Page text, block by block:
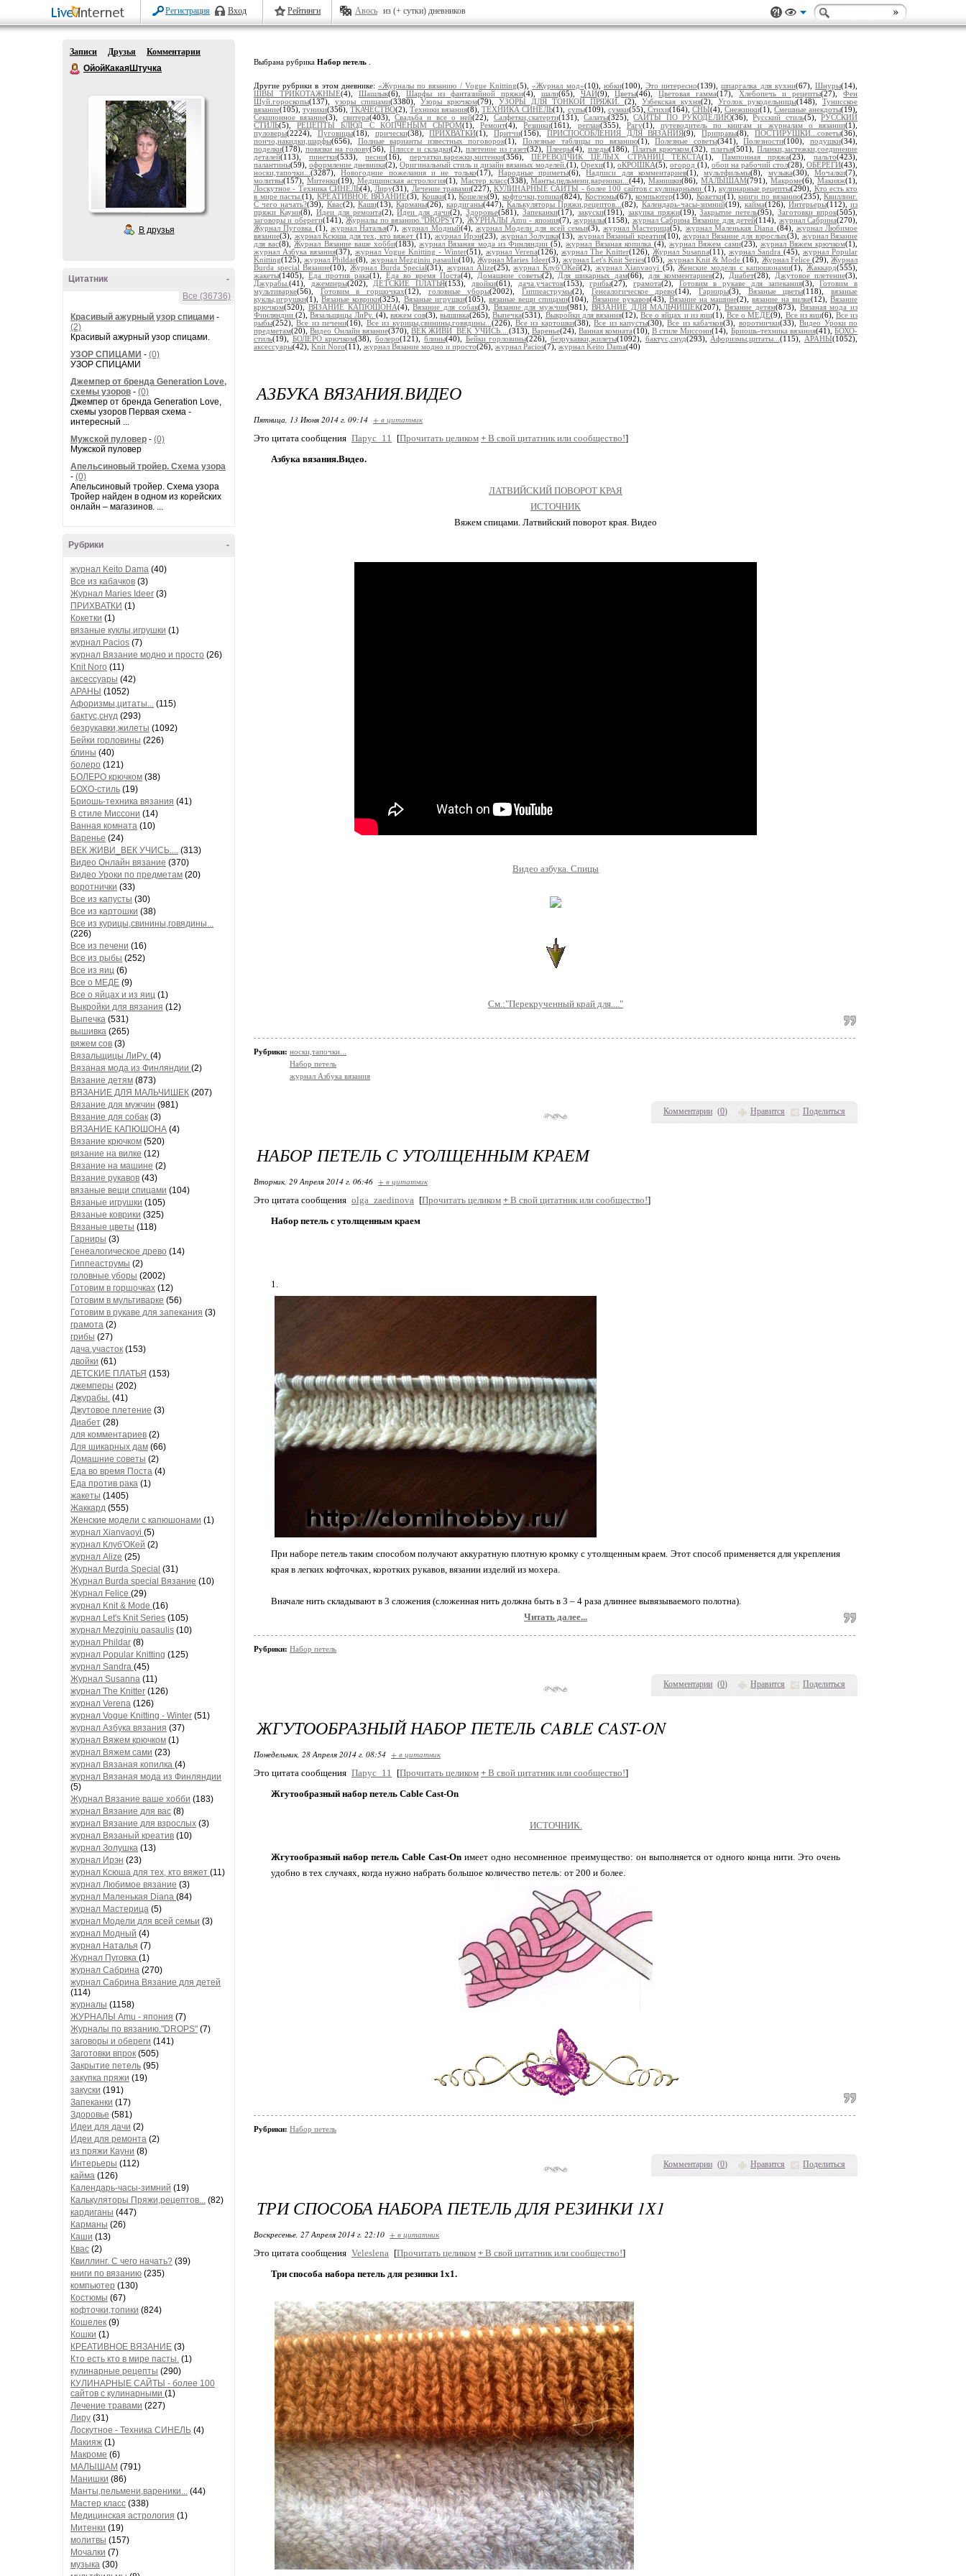
Регистрация Вход Рейтинги Авось из (+ сутки) дневников
Записи Друзья
Комментарии
ОйойКакаяШтучка
В друзья
-
Цитатник
Все (36736)
Красивый ажурный узор спицами -
(2)
Красивый ажурный узор спицами.
УЗОР СПИЦАМИ - (0)
УЗОР СПИЦАМИ
Джемпер от бренда Generation Love,
схемы узоров - (0)
Джемпер от бренда Generation Love,
схемы узоров Первая схема -
интересный ...
Мужской пуловер - (0)
Мужской пуловер
Апельсиновый тройер. Схема узора
- (0)
Апельсиновый тройер. Схема узора
Тройер найден в одном из корейских
онлайн – магазинов. ...
-
Рубрики
журнал Keito Dama (40)
Все из кабачков (3)
Журнал Maries Ideer (3)
ПРИХВАТКИ (1)
Кокетки (1)
вязаные куклы,игрушки (1)
журнал Pacios (7)
журнал Вязание модно и просто (26)
Knit Noro (11)
аксессуары (42)
АРАНЫ (1052)
Афоризмы,цитаты... (115)
бактус,снуд (293)
безрукавки,жилеты (1092)
Бейки горловины (226)
блины (40)
болеро (121)
БОЛЕРО крючком (38)
БОХО-стиль (19)
Бриошь-техника вязания (41)
В стиле Миссони (14)
Ванная комната (10)
Варенье (24)
ВЕК ЖИВИ_ВЕК УЧИСЬ.... (313)
Видео Онлайн вязание (370)
Видео Уроки по предметам (20)
воротнички (33)
Все из капусты (30)
Все из картошки (38)
Все из курицы,свинины,говядины...
(226)
Все из печени (16)
Все из рыбы (252)
Все из яиц (6)
Все о МЕДЕ (9)
Все о яйцах и из яиц (1)
Выкройки для вязания (12)
Выпечка (531)
вышивка (265)
вяжем сов (3)
Вязальщицы ЛиРу. (4)
Вязаная мода из Финляндии (2)
Вязание детям (873)
ВЯЗАНИЕ ДЛЯ МАЛЬЧИШЕК (207)
Вязание для мужчин (981)
Вязание для собак (3)
ВЯЗАНИЕ КАПЮШОНА (4)
Вязание крючком (520)
вязание на вилке (12)
Вязание на машине (2)
Вязание рукавов (43)
вязаные вещи спицами (104)
Вязаные игрушки (105)
Вязаные коврики (325)
Вязаные цветы (118)
Гарниры (3)
Генеалогическое древо (14)
Гиппеаструмы (2)
головные уборы (2002)
Готовим в горшочках (12)
Готовим в мультиварке (56)
Готовим в рукаве для запекания (3)
грамота (2)
грибы (27)
дача.участок (153)
двойки (61)
ДЕТСКИЕ ПЛАТЬЯ (153)
джемперы (202)
Джурабы. (41)
Джутовое плетение (3)
Диабет (28)
для комментариев (2)
Для шикарных дам (66)
Домашние советы (2)
Еда во время Поста (4)
Еда против рака (1)
жакеты (1405)
Жаккард (555)
Женские модели с капюшонами (1)
журнал Xianvaoyi (5)
журнал Клуб'ОКей (2)
журнал Alize (25)
Журнал Burda Special (31)
Журнал Burda special Вязание (10)
Журнал Felice (29)
журнал Knit & Mode (16)
журнал Let's Knit Series (105)
журнал Mezginiu pasaulis (10)
журнал Phildar (8)
журнал Popular Knitting (125)
журнал Sandra (45)
Журнал Susanna (11)
журнал The Knitter (126)
журнал Verena (126)
журнал Vogue Knitting - Winter (51)
журнал Азбука вязания (37)
журнал Вяжем крючком (1)
журнал Вяжем сами (23)
журнал Вязаная копилка (4)
журнал Вязаная мода из Финляндии
(5)
Журнал Вязание ваше хобби (183)
журнал Вязание для вас (8)
журнал Вязание для взрослых (3)
журнал Вязаный креатив (10)
журнал Золушка (13)
журнал Ирэн (23)
журнал Ксюша для тех, кто вяжет (11)
журнал Любимое вязание (3)
журнал Маленькая Diana (84)
журнал Мастерица (5)
журнал Модели для всей семьи (3)
журнал Модный (4)
журнал Наталья (7)
Журнал Пуговка (1)
журнал Сабрина (270)
журнал Сабрина Вязание для детей
(114)
журналы (1158)
ЖУРНАЛЫ Amu - япония (7)
Журналы по вязанию."DROPS" (7)
заговоры и обереги (141)
Заготовки впрок (505)
Закрытие петель (95)
закупка пряжи (19)
закуски (191)
Запеканки (17)
Здоровье (581)
Идеи для дачи (2)
Идеи для ремонта (2)
из пряжи Кауни (8)
Интерьеры (112)
кайма (126)
Календарь-часы-зимний (19)
Калькуляторы Пряжи,рецептов... (82)
кардиганы (447)
Карманы (26)
Каши (13)
Квас (2)
Квиллинг. С чего начать? (39)
книги по вязанию (235)
компьютер (130)
Костюмы (67)
кофточки,топики (824)
Кошелек (9)
Кошки (1)
КРЕАТИВНОЕ ВЯЗАНИЕ (3)
Кто есть кто в мире пасты. (1)
кулинарные рецепты (290)
КУЛИНАРНЫЕ САЙТЫ - более 100
сайтов с кулинарными (1)
Лечение травами (227)
Лиру (31)
Лоскутное - Техника СИНЕЛЬ (4)
Макияж (1)
Макроме (6)
МАЛЫШАМ (791)
Манишки (86)
Манты,пельмени,вареники... (44)
Мастер класс (338)
Медицинская астрология (1)
Митенки (19)
молитвы (157)
Мочалки (7)
музыка (30)
Выбрана рубрика Набор петель
Другие рубрики в этом дневнике:«Журналы по вязанию / Vogue Knitting(5),«Журнал мод»(10), юбки(100), Это интересно(139),шпаргалка для кухни(67),Шнуры(14),
ШВЫ ТРИКОТАЖНЫЕ(4), Шашлык(6), Шарфы из фантазийной пряжи(4), шали(65), ЧАЙ(9),Цветы(46),Цветовая гамма(17),Хлебопечь и рецепты(27),Фен
Шуй.гороскопы(137), узоры спицами(3380), Узоры крючком(79), УЗОРЫ ДЛЯ ТОНКОЙ ПРЯЖИ. (2), Узбекская кухня(2), Уголок рукодельницы(148), Тунисское
вязание(105),туники(356),ТКАЧЕСТВО(2),Техники вязания(8),ТЕХНИКА СИНЕЛЬ(1), супы(109), сумки(55), Стихи(164), СНЫ(4), Снежинки(1), Смешные анекдоты(19),
Секционное вязание(3), свитера(403),Свадьба и все о ней(22), Салфетки,скатерти(131),Салаты(325),САЙТЫ ПО РУКОДЕЛИЮ(36),Русский стиль(5),РУССКИЙ
СТИЛЬ(5),РЕЦЕПТЫ БЛЮД С КОПЧЕНЫМ СЫРОМ(1),Ремонт(4),Резинки(161), реглан(355), Рагу(1), путеводитель по книгам и журналам о вязании(1),
пуловеры(2224), Пуговицы(18), прически(38),ПРИХВАТКИ(1),Притчи(156), ПРИСПОСОБЛЕНИЯ ДЛЯ ВЯЗАНИЯ(9),Приправы(8),ПОСТИРУШКИ...советы(36),
пончо,накидки,шарфы(656), Полные варианты известных поговорок(1), Полезные таблицы по вязанию(1),Полезные советы(341),Полезности(100),подушки(34),
поделки(178),повязки на голову(56), Плиссе и складки(2), плетение из газет(32),Плееры(4), пледы(186), Платья крючком. (32), платья(501),Планки,застежки,соединение
деталей(113), пинетки(533),песни(16), перчатки.варежки,митенки(356),ПЕРЕВОДЧИК ЦЕЛЫХ СТРАНИЦ ТЕКСТА(1), Пампонная пряжа(23),пальто(423),
палантины(59), оформление дневника(2), Оригинальный стиль и дизайн вязаных моделей. (1), Орехи(1), оКРОШКА(5), огород (1), обои на рабочий стол(28), ОБЕРЕГИ(43),
носки,тапочки... (3287),Новогодние пожелания и не только(17), Народные приметы(6),Надписи для комментариев(1),мультфильмы(8), музыка(30),Мочалки(7),
молитвы(157), Митенки(19), Медицинская астрология(1), Мастер класс(338),Манты,пельмени,вареники...(44),Манишки(86),МАЛЫШАМ(791),Макроме(6),Макияж(1),
Лоскутное - Техника СИНЕЛЬ(4), Лиру(31), Лечение травами(227),КУЛИНАРНЫЕ САЙТЫ - более 100 сайтов с кулинарными (1), кулинарные рецепты(290), Кто есть кто
в мире пасты.(1), КРЕАТИВНОЕ ВЯЗАНИЕ(3), Кошки(1),Кошелек(9),кофточки,топики(824), Костюмы(67),компьютер(130), Кокетки(1),книги по вязанию(235),Квиллинг.
С чего начать?(39), Квас(2), Каши(13), Карманы(26),кардиганы(447),Калькуляторы Пряжи,рецептов...(82), Календарь-часы-зимний(19), кайма(126), Интерьеры(112),из
пряжи Кауни(8), Идеи для ремонта(2),Идеи для дачи(2), Здоровье(581), Запеканки(17), закуски(191), закупка пряжи(19),Закрытие петель(95),Заготовки впрок(505),
заговоры и обереги(141),Журналы по вязанию."DROPS"(7), ЖУРНАЛЫ Amu - япония(7),журналы(1158), журнал Сабрина Вязание для детей(114), журнал Сабрина(270),
Журнал Пуговка (1), журнал Наталья(7),журнал Модный(4), журнал Модели для всей семьи(3),журнал Мастерица(5), журнал Маленькая Diana (84), журнал Любимое
вязание(3), журнал Ксюша для тех, кто вяжет (11),журнал Ирэн(23), журнал Золушка(13), журнал Вязаный креатив(10),журнал Вязание для взрослых(3), журнал Вязание
для вас(8),Журнал Вязание ваше хобби(183),журнал Вязаная мода из Финляндии(5),журнал Вязаная копилка (4),журнал Вяжем сами(23), журнал Вяжем крючком(1),
журнал Азбука вязания(37), журнал Vogue Knitting - Winter(51), журнал Verena(126), журнал The Knitter(126), Журнал Susanna(11), журнал Sandra (45), журнал Popular
Knitting(125),журнал Phildar(8), журнал Mezginiu pasaulis(10),Журнал Maries Ideer(3), журнал Let's Knit Series(105), журнал Knit & Mode(16), Журнал Felice (29),Журнал
Burda special Вязание(10), Журнал Burda Special(31), журнал Alize(25),журнал Клуб'ОКей(2), журнал Xianvaoyi (5),Женские модели с капюшонами(1),Жаккард(555),
жакеты(1405), Еда против рака(1), Еда во время Поста(4), Домашние советы(2), Для шикарных дам(66), для комментариев(2), Диабет(28), Джутовое плетение(3),
Джурабы. (41), джемперы(202), ДЕТСКИЕ ПЛАТЬЯ(153), двойки(61), дача.участок(153),грибы(27),грамота(2), Готовим в рукаве для запекания(3),Готовим в
мультиварке(56), Готовим в горшочках(12), головные уборы(2002),Гиппеаструмы(2), Генеалогическое древо(14),Гарниры(3), Вязаные цветы(118),вязаные
куклы,игрушки(1),Вязаные коврики(325), Вязаные игрушки(105), вязаные вещи спицами(104), Вязание рукавов(43), Вязание на машине(2),вязание на вилке(12), Вязание
крючком(520), ВЯЗАНИЕ КАПЮШОНА(4),Вязание для собак(3), Вязание для мужчин(981), ВЯЗАНИЕ ДЛЯ МАЛЬЧИШЕК(207), Вязание детям(873), Вязаная мода из
Финляндии(2),Вязальщицы ЛиРу. (4), вяжем сов(3),вышивка(265),Выпечка(531), Выкройки для вязания(12),Все о яйцах и из яиц(1),Все о МЕДЕ(9), Все из яиц(6),Все из
рыбы(252),Все из печени(16), Все из курицы,свинины,говядины... (226), Все из картошки(38),Все из капусты(30),Все из кабачков(3), воротнички(33),Видео Уроки по
предметам(20),Видео Онлайн вязание(370),ВЕК ЖИВИ_ВЕК УЧИСЬ.... (313), Варенье(24),Ванная комната(10), В стиле Миссони(14), Бриошь-техника вязания(41),БОХО-
стиль(19), БОЛЕРО крючком(38),болеро(121), блины(40), Бейки горловины(226), безрукавки,жилеты(1092), бактус,снуд(293), Афоризмы,цитаты...(115), АРАНЫ(1052),
аксессуары(42), Knit Noro(11), журнал Вязание модно и просто(26), журнал Pacios(7), журнал Keito Dama(40)
Комментарии (0) Нравится Поделиться
АЗБУКА ВЯЗАНИЯ.ВИДЕО
Пятница, 13 Июня 2014 г. 09:14 + в цитатник
Это цитата сообщения Парус_11 [Прочитать целиком + В свой цитатник или сообщество!]
Азбука вязания.Видео.
ЛАТВИЙСКИЙ ПОВОРОТ КРАЯ
ИСТОЧНИК
Вяжем спицами. Латвийский поворот края. Видео
Видео азбука. Спицы
См.:"Перекрученный край для...."
Рубрики: носки,тапочки...
Набор петель
журнал Азбука вязания
Комментарии (0) Нравится Поделиться
НАБОР ПЕТЕЛЬ С УТОЛЩЕННЫМ КРАЕМ
Вторник, 29 Апреля 2014 г. 06:46 + в цитатник
Это цитата сообщения olga_zaedinova [Прочитать целиком + В свой цитатник или сообщество!]
Набор петель с утолщенным краем
1.
При наборе петель таким способом получают аккуратную плотную кромку с утолщенным краем. Этот способ применяется для укрепления
края в легких кофточках, коротких рукавов, вязании изделий из мохера.
Вначале нить складывают в 3 сложения (сложенная нить должна быть в 3 – 4 раза длиннее вывязываемого полотна).
Читать далее...
Рубрики: Набор петель
Комментарии (0) Нравится Поделиться
ЖГУТООБРАЗНЫЙ НАБОР ПЕТЕЛЬ CABLE CAST-ON
Понедельник, 28 Апреля 2014 г. 08:54 + в цитатник
Это цитата сообщения Парус_11 [Прочитать целиком + В свой цитатник или сообщество!]
Жгутообразный набор петель Cable Cast-On
ИСТОЧНИК.
Жгутообразный набор петельCableCast-On имеет одно несомненное преимущество: он выполняется от одного конца нити. Это очень
удобно в тех случаях, когда нужно набрать большое количество петель: от 200 и более.
Рубрики: Набор петель
ТРИ СПОСОБА НАБОРА ПЕТЕЛЬ ДЛЯ РЕЗИНКИ 1Х1
Воскресенье, 27 Апреля 2014 г. 22:10 + в цитатник
Это цитата сообщения Veleslena [Прочитать целиком + В свой цитатник или сообщество!]
Три способа набора петель для резинки 1х1.